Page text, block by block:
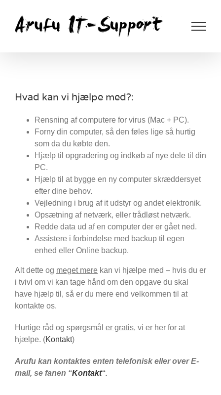
content
Hvad kan vi hjælpe med?:
Rensning af computere for virus (Mac + PC).
Forny din computer, så den føles lige så hurtig
som da du købte den.
Hjælp til opgradering og indkøb af nye dele til din
PC.
Hjælp til at bygge en ny computer skræddersyet
efter dine behov.
Vejledning i brug af it udstyr og andet elektronik.
Opsætning af netværk, eller trådløst netværk.
Redde data ud af en computer der er gået ned.
Assistere i forbindelse med backup til egen
enhed eller Online backup.
Alt dette og meget mere kan vi hjælpe med – hvis du er
i tvivl om vi kan tage hånd om den opgave du skal
have hjælp til, så er du mere end velkommen til at
kontakte os.
Hurtige råd og spørgsmål er gratis, vi er her for at
hjælpe. (Kontakt)
Arufu kan kontaktes enten telefonisk eller over E-
mail, se fanen “Kontakt“.